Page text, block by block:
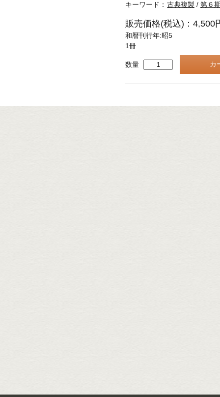
キーワード： 古典複製 / 第６
販売価格(税込)：4,500
和暦刊行年:昭5
1冊
数量